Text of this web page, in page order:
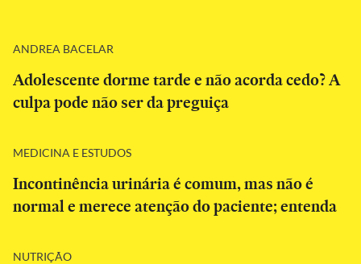
ANDREA BACELAR
Adolescente dorme tarde e não acorda cedo? A
culpa pode não ser da preguiça
MEDICINA E ESTUDOS
Incontinência urinária é comum, mas não é
normal e merece atenção do paciente; entenda
NUTRIÇÃO